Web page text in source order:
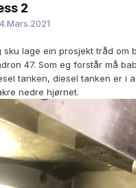
2
sku lage ein prosjekt tråd om
47. Som eg forstår må
tanken, diesel tanken er i
nedre hjørnet.